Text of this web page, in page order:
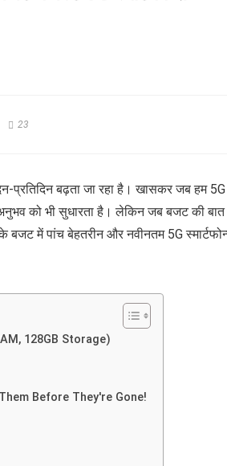
23
प्रतिदिन बढ़ता जा रहा है। खासकर जब हम
अनुभव को भी सुधारता है। लेकिन जब बजट की
में पांच बेहतरीन और नवीनतम 5G
128GB Storage)
Before They're Gone!